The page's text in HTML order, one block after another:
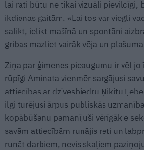
lai rati būtu ne tikai vizuāli pievilcīgi,
ikdienas gaitām. «Lai tos var viegli
salikt, ielikt mašīnā un spontāni
gribas mazliet vairāk vēja un
Ziņa par ģimenes pieaugumu ir vēl
rūpīgi Aminata vienmēr sargājusi
attiecības ar dzīvesbiedru Ņikitu
ilgi turējusi ārpus publiskās
kopābūšanu pamanījuši vērīgākie
savām attiecībām runājis reti un
runāt darbiem, nevis skaļiem